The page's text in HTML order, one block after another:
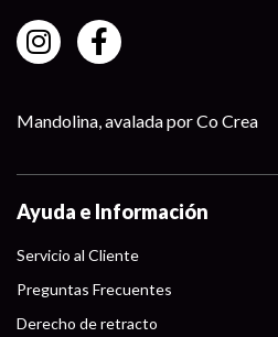
Mandolina, avalada por Co Crea
Ayuda e Información
Servicio al Cliente
Preguntas Frecuentes
Derecho de retracto